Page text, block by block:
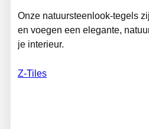
Onze natuursteenlook-tegels
en voegen een elegante,
je interieur.
Z-Tiles